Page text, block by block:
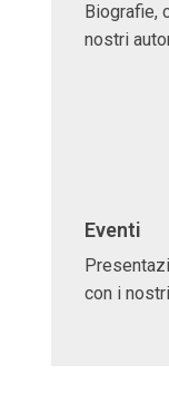
Biografie,
nostri
Eventi
con i